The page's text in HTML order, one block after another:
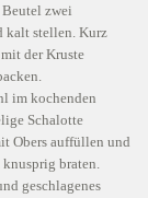
zwei
kalt stellen. Kurz
der Kruste
im kochenden
Schalotte
Obers auffüllen und
braten.
geschlagenes